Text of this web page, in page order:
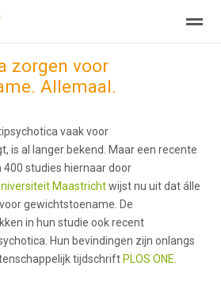
agenda
Zoeken
zorgen voor
Allemaal.
vaak voor
is al langer bekend. Maar een recente
studies hiernaar door
Maastrichtwijst nu uit dat álle
gewichtstoename. De
in hun studie ook recent
Hun bevindingen zijn onlangs
tijdschrift PLOS ONE